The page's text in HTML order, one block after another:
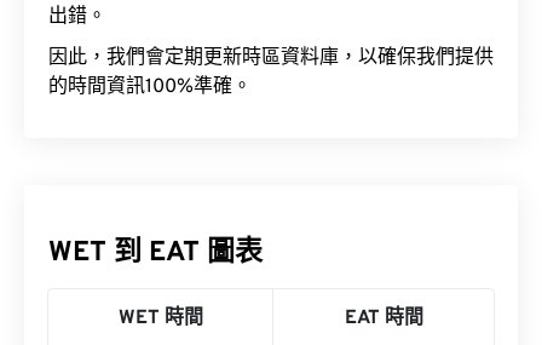
出錯。
因此，我們會定期更新時區資料庫，以確保我們提供
的時間資訊100%準確。
WET 到 EAT 圖表
WET 時間 EAT 時間